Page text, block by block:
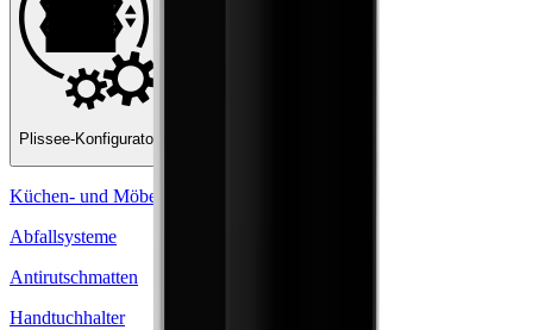
Plissee-Konfigurator
Küchen- und Möbelausstattungen
Abfallsysteme
Antirutschmatten
Handtuchhalter